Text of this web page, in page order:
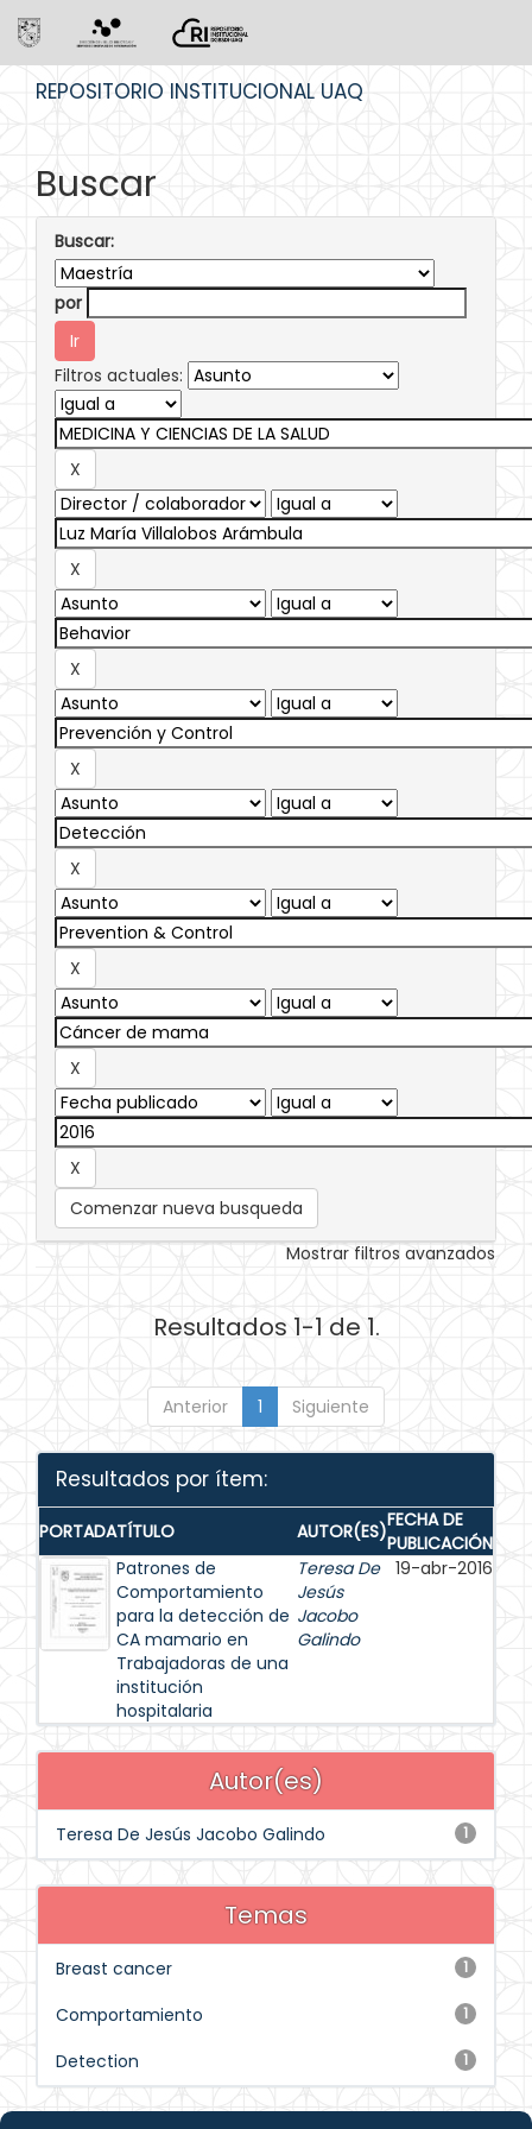
REPOSITORIO INSTITUCIONAL UAQ
Buscar
Buscar:
por
Filtros actuales:
Comenzar nueva busqueda
Mostrar filtros avanzados
Resultados 1-1 de 1.
Anterior 1 Siguiente
Resultados por ítem:
PORTADATÍTULO AUTOR(ES)FECHA DE
PUBLICACIÓN
Patrones de
Comportamiento
para la detección de
CA mamario en
Trabajadoras de una
institución
hospitalaria
Teresa De
Jesús
Jacobo
Galindo
19-abr-2016
Autor(es)
1
Teresa De Jesús Jacobo Galindo
Temas
1
Breast cancer
1
Comportamiento
1
Detection